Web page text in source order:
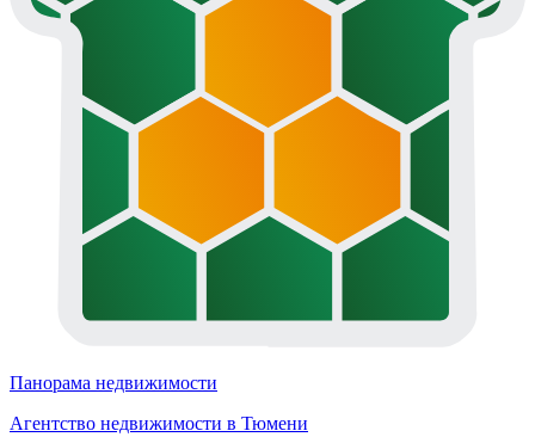
Панорама недвижимости
Агентство недвижимости в Тюмени